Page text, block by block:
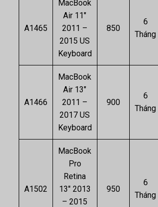
A1465
MacBook
Air 11″
2011 –
2015 US
Keyboard
850
6
Tháng
A1466
MacBook
Air 13″
2011 –
2017 US
Keyboard
900
6
Tháng
A1502
MacBook
Pro
Retina
13″ 2013
– 2015
950
6
Tháng